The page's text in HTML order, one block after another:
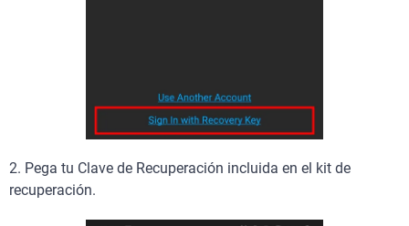
2. Pega tu Clave de Recuperación incluida en el kit de
recuperación.